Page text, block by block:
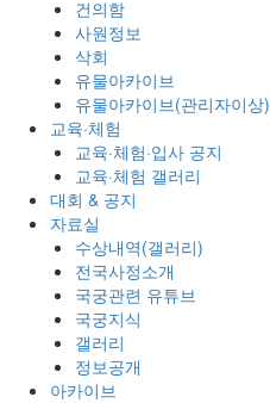
건의함
사원정보
삭회
유물아카이브
유물아카이브(관리자이상)
교육·체험
교육·체험·입사 공지
교육·체험 갤러리
대회 & 공지
자료실
수상내역(갤러리)
전국사정소개
국궁관련 유튜브
국궁지식
갤러리
정보공개
아카이브